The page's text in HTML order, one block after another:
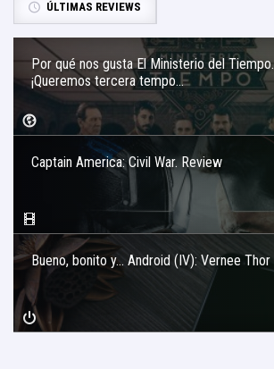
ÚLTIMAS REVIEWS
Por qué nos gusta El Ministerio del Tiempo.
¡Queremos tercera tempo...
Captain America: Civil War. Review
Bueno, bonito y… Android (IV): Vernee Thor